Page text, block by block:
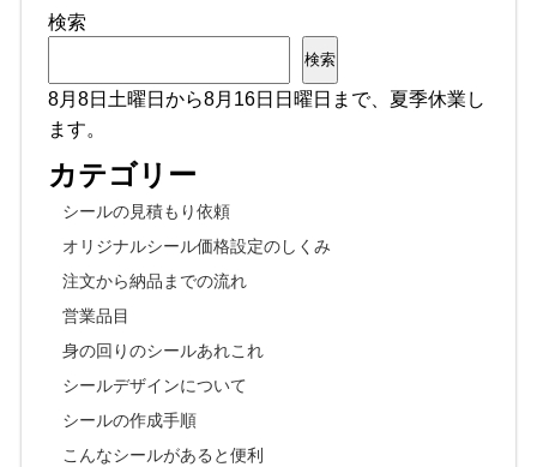
検索
検索
8月8日土曜日から8月16日日曜日まで、夏季休業し
ます。
カテゴリー
シールの見積もり依頼
オリジナルシール価格設定のしくみ
注文から納品までの流れ
営業品目
身の回りのシールあれこれ
シールデザインについて
シールの作成手順
こんなシールがあると便利